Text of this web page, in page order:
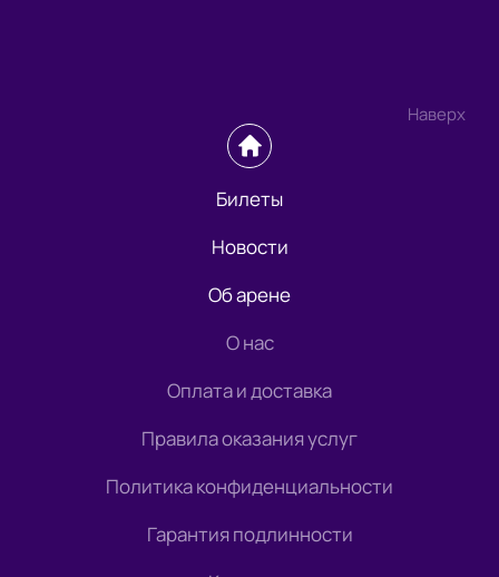
Наверх
Билеты
Новости
Об арене
О нас
Оплата и доставка
Правила оказания услуг
Политика конфиденциальности
Гарантия подлинности